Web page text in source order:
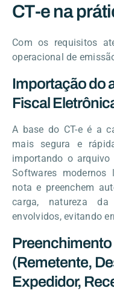
CT-e na
Com os requisitos
operacional de
Importação do
Fiscal
A base do CT-e é a
mais segura e
importando o arquivo
Softwares
nota e preenchem
carga, natureza
envolvidos, evitando
(Remetente,
Expedidor,